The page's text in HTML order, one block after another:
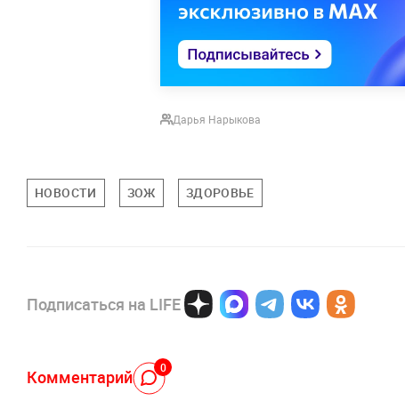
Дарья Нарыкова
НОВОСТИ ЗОЖ ЗДОРОВЬЕ
Подписаться на LIFE
Комментарий 0